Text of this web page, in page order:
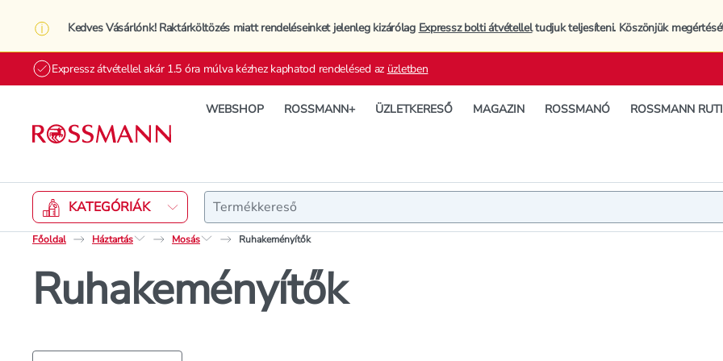
Kedves Vásárlónk! Raktárköltözés miatt rendeléseinket jelenleg kizárólag Expressz bolti átvételleltudjuk teljesíteni. Köszönjük
Expressz átvétellel akár 1.5 óra múlva kézhez kaphatod rendelésed az üzletben
WEBSHOP ROSSMANN+ ÜZLETKERESŐ MAGAZIN ROSSMANÓ ROSSMANN
KATEGÓRIÁK Keresés
Főoldal Háztartás Mosás Ruhakeményítők
Ruhakeményítők